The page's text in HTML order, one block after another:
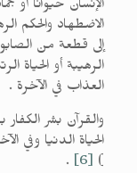
الإنسان حيواناً أو
الاضطهاد والحكم
إلى قطعة من
الرهيبة أو الحياة
العذاب في الآخرة .
والقرآن بشر
الحياة الدنيا وفي
)
[6]
.